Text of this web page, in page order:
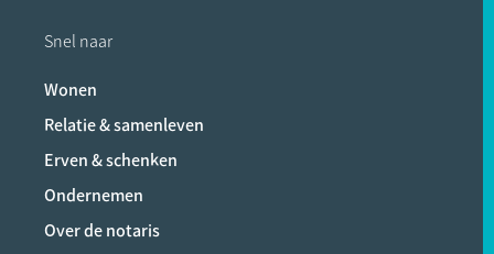
Snel naar
Wonen
Relatie & samenleven
Erven & schenken
Ondernemen
Over de notaris